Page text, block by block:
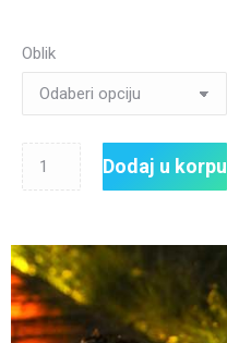
Oblik
Dodaj u korpu